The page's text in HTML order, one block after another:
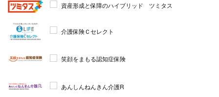
資産形成と保障のハイブリッド ツミタス
介護保険Ｃセレクト
笑顔をまもる認知症保険
あんしんねんきん介護R